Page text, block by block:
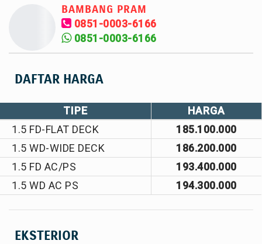
BAMBANG PRAM
0851-0003-6166
0851-0003-6166
DAFTAR HARGA
TIPE
HARGA
1.5 FD-FLAT DECK
185.100.000
1.5 WD-WIDE DECK
186.200.000
1.5 FD AC/PS
193.400.000
1.5 WD AC PS
194.300.000
EKSTERIOR